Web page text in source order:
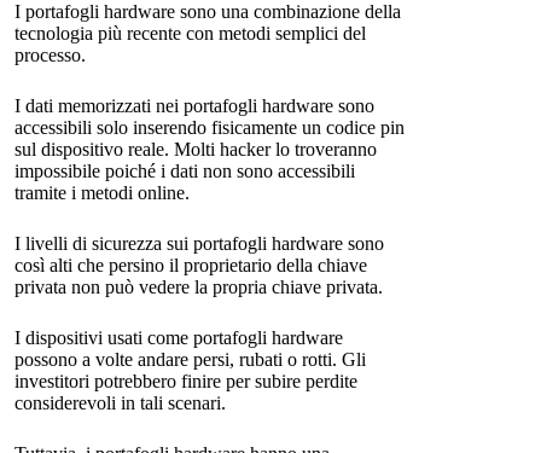
I portafogli hardware sono una combinazione della
tecnologia più recente con metodi semplici del
processo.
I dati memorizzati nei portafogli hardware sono
accessibili solo inserendo fisicamente un codice pin
sul dispositivo reale. Molti hacker lo troveranno
impossibile poiché i dati non sono accessibili
tramite i metodi online.
I livelli di sicurezza sui portafogli hardware sono
così alti che persino il proprietario della chiave
privata non può vedere la propria chiave privata.
I dispositivi usati come portafogli hardware
possono a volte andare persi, rubati o rotti. Gli
investitori potrebbero finire per subire perdite
considerevoli in tali scenari.